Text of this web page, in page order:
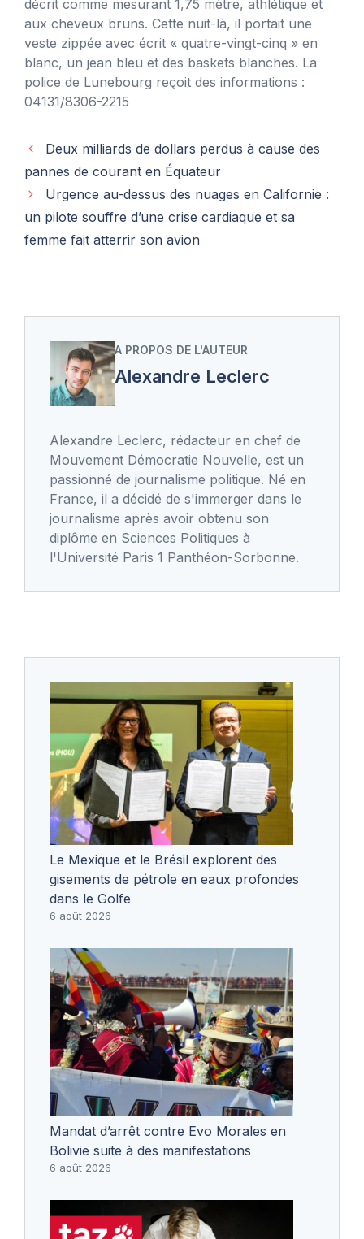
décrit comme mesurant 1,75 mètre, athlétique et
aux cheveux bruns. Cette nuit-là, il portait une
veste zippée avec écrit « quatre-vingt-cinq » en
blanc, un jean bleu et des baskets blanches. La
police de Lunebourg reçoit des informations :
04131/8306-2215
Deux milliards de dollars perdus à cause des
pannes de courant en Équateur
Urgence au-dessus des nuages ​​en Californie :
un pilote souffre d’une crise cardiaque et sa
femme fait atterrir son avion
A PROPOS DE L'AUTEUR
Alexandre Leclerc
Alexandre Leclerc, rédacteur en chef de
Mouvement Démocratie Nouvelle, est un
passionné de journalisme politique. Né en
France, il a décidé de s'immerger dans le
journalisme après avoir obtenu son
diplôme en Sciences Politiques à
l'Université Paris 1 Panthéon-Sorbonne.
Le Mexique et le Brésil explorent des
gisements de pétrole en eaux profondes
dans le Golfe
6 août 2026
Mandat d’arrêt contre Evo Morales en
Bolivie suite à des manifestations
6 août 2026